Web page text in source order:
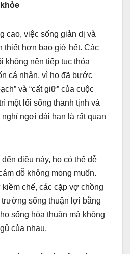
cao, việc sống giản dị và
thiết hơn bao giờ hết. Các
không nên tiếp tục thỏa
cá nhân, vì họ đã bước
và “cất giữ” của cuộc
một lối sống thanh tịnh và
ngơi dài hạn là rất quan
điều này, họ có thể dễ
dỗ không mong muốn.
chế, các cặp vợ chồng
trường sống thuận lợi bằng
sống hòa thuận mà không
của nhau.